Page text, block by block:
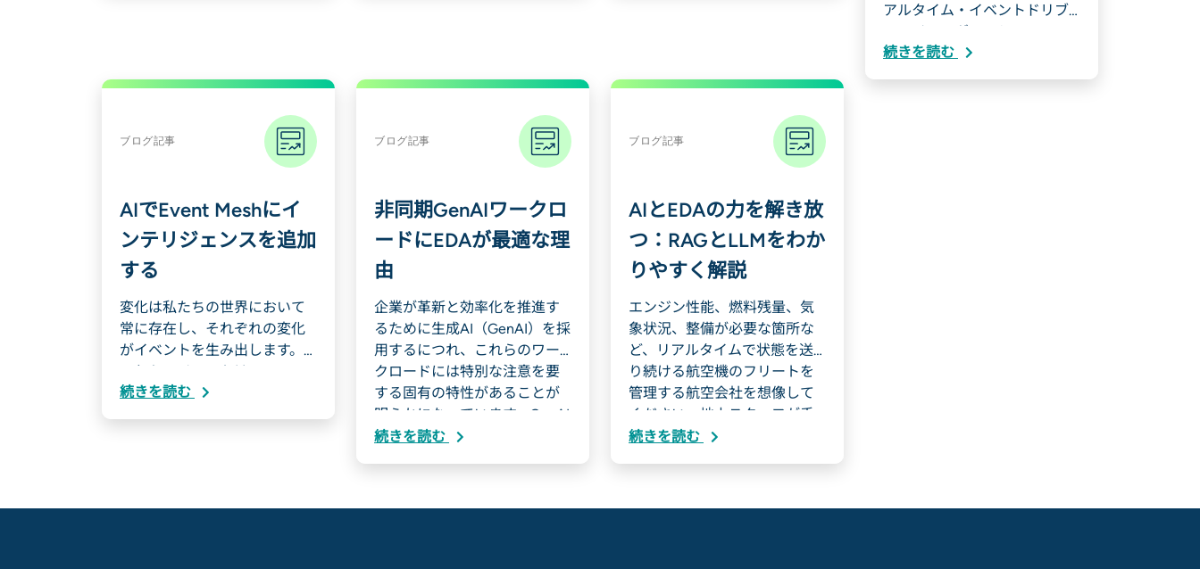
アルタイム・イベントドリブ
ン・インテグレーシ...
続きを読む
ブログ記事
AIでEvent Meshにイ
ンテリジェンスを追加
する
変化は私たちの世界において
常に存在し、それぞれの変化
がイベントを生み出します。
これらのイベントは...
続きを読む
ブログ記事
非同期GenAIワークロ
ードにEDAが最適な理
由
企業が革新と効率化を推進す
るために生成AI（GenAI）を採
用するにつれ、これらのワー
クロードには特別な注意を要
する固有の特性があることが
明らかになっています。GenAI
タスクの非同期的な性質は、
続きを読む
ブログ記事
AIとEDAの力を解き放
つ：RAGとLLMをわか
りやすく解説
エンジン性能、燃料残量、気
象状況、整備が必要な箇所な
ど、リアルタイムで状態を送
り続ける航空機のフリートを
管理する航空会社を想像して
ください。地上スタッフが手
動でデータを監視・対応する
続きを読む